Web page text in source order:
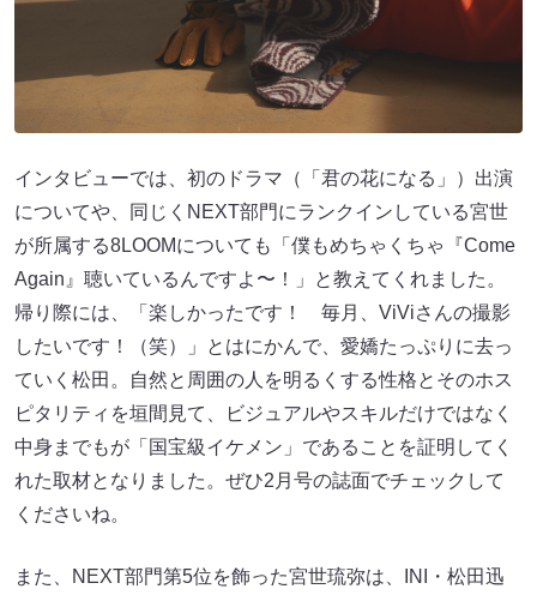
インタビューでは、初のドラマ（「君の花になる」）出演
についてや、同じくNEXT部⾨にランクインしている宮世
が所属する8LOOMについても「僕もめちゃくちゃ『Come
Again』聴いているんですよ〜！」と教えてくれました。
帰り際には、「楽しかったです！ 毎⽉、ViViさんの撮影
したいです！（笑）」とはにかんで、愛嬌たっぷりに去っ
ていく松⽥。⾃然と周囲の⼈を明るくする性格とそのホス
ピタリティを垣間⾒て、ビジュアルやスキルだけではなく
中⾝までもが「国宝級イケメン」であることを証明してく
れた取材となりました。ぜひ2⽉号の誌⾯でチェックして
くださいね。
また、NEXT部⾨第5位を飾った宮世琉弥は、INI・松⽥迅